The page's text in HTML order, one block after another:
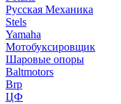
Русская Механика
Stels
Yamaha
Мотобуксировщик
Шаровые опоры
Baltmotors
Brp
ЦФ